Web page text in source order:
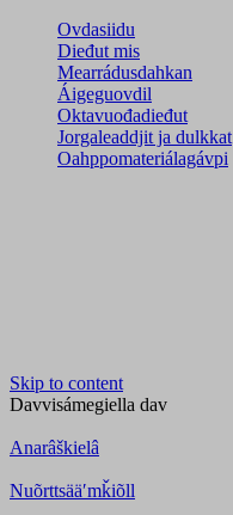
Ovdasiidu
Dieđut mis
Mearrádusdahkan
Áigeguovdil
Oktavuođadieđut
Jorgaleaddjit ja dulkkat
Oahppomateriálagávpi
Skip to content
Davvisámegiella dav
Anarâškielâ
Nuõrttsääʹmǩiõll